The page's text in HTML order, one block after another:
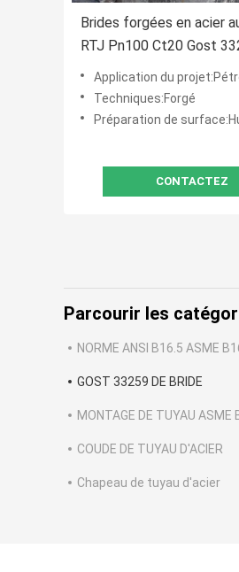
Brides forgées en acier
RTJ Pn100 Ct20 Gost
Application du projet:Pétrole, produit chimique, puissance, gaz, métallurgie,
Techniques:Forgé
Préparation de surface:Huile antirouille, peinture noire, peinture
CONTACTEZ
Parcourir les
NORME ANSI B16.5 ASME
GOST 33259 DE BRIDE
MONTAGE DE TUYAU ASME
COUDE DE TUYAU D'ACIER
Chapeau de tuyau d'acier